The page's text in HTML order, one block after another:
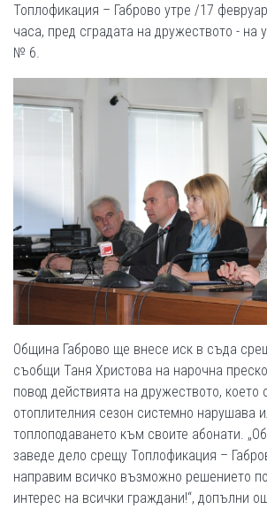
Топлофикация – Габрово утре /17
часа, пред сградата на дружеството - на
№ 6.
Община Габрово ще внесе иск в съда
съобщи Таня Христова на нарочна
повод действията на дружеството, което
отоплителния сезон системно нарушава
топлоподаването към своите абонати.
заведе дело срещу Топлофикация –
направим всичко възможно решението
интерес на всички граждани!“, допълни